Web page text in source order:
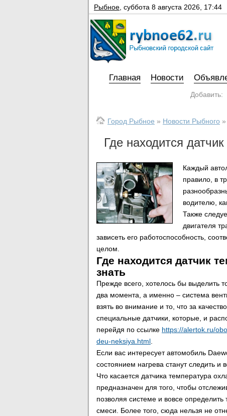
Рыбное суббота 8 августа 2026, 17:44
Главная Новости
Добавить:
Город Рыбное » Новости Рыбного »
Где находится
Каждый
правило, в
водителю,
Также
двигателя
зависеть его работоспособность,
целом.
Где находится датчик
знать
Прежде всего, хотелось бы выделить
два момента, а именно – система
взять во внимание и то, что за
специальные датчики, которые, и
перейдя по ссылке https://alertok.ru/
deu-neksiya.html
Если вас интересует автомобиль
состоянием нагрева станут следить и
Что касается датчика температура
предназначен для того, чтобы
позволяя системе и вовсе
смеси. Более того, сюда нельзя не